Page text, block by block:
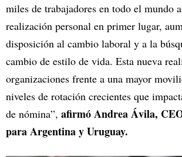
miles de trabajadores en todo el mundo
realización personal en primer lugar,
disposición al cambio laboral y a la
cambio de estilo de vida. Esta nueva
organizaciones frente a una mayor
niveles de rotación crecientes que
de nómina”, afirmó Andrea Ávila,
para Argentina y Uruguay.